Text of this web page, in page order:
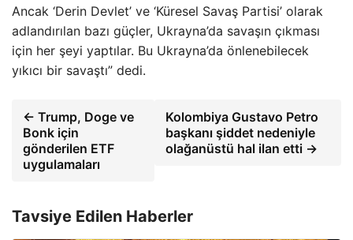
Ancak ‘Derin Devlet’ ve ‘Küresel Savaş Partisi’ olarak
adlandırılan bazı güçler, Ukrayna’da savaşın çıkması
için her şeyi yaptılar. Bu Ukrayna’da önlenebilecek
yıkıcı bir savaştı” dedi.
← Trump, Doge ve
Bonk için
gönderilen ETF
uygulamaları
Kolombiya Gustavo Petro
başkanı şiddet nedeniyle
olağanüstü hal ilan etti →
Tavsiye Edilen Haberler